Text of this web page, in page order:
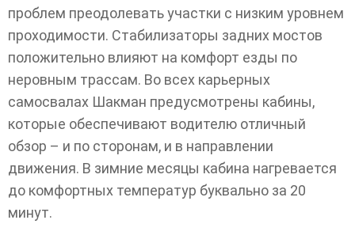
проблем преодолевать участки с низким уровнем
проходимости. Стабилизаторы задних мостов
положительно влияют на комфорт езды по
неровным трассам. Во всех карьерных
самосвалах Шакман предусмотрены кабины,
которые обеспечивают водителю отличный
обзор – и по сторонам, и в направлении
движения. В зимние месяцы кабина нагревается
до комфортных температур буквально за 20
минут.